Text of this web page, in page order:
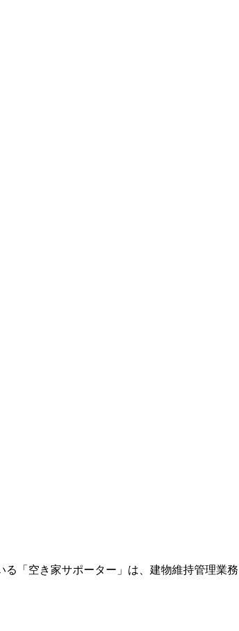
「空き家サポーター」は、建物維持管理業